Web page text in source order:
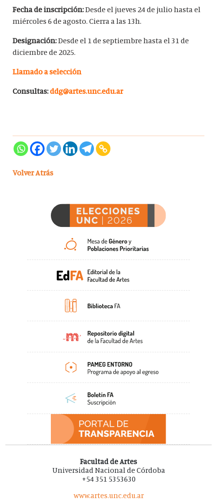
Fecha de inscripción:Desde el jueves 24 de julio hasta el
miércoles 6 de agosto. Cierra a las 13h.
Designación:Desde el 1 de septiembre hasta el 31 de
diciembre de 2025.
Llamado a selección
Consultas:ddg@artes.unc.edu.ar
Volver Atrás
Facultad de Artes
Universidad Nacional de Córdoba
+54 351 5353630
www.artes.unc.edu.ar